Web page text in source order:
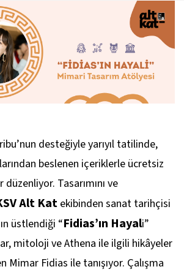
desteğiyle yarıyıl tatilinde,
beslenen içeriklerle ücretsiz
Tasarımını ve
Alt Katekibinden sanat tarihçisi
üstlendiği “Fidias’ın Hayali”
mitoloji ve Athena ile ilgili hikâyeler
Mimar Fidias ile tanışıyor. Çalışma